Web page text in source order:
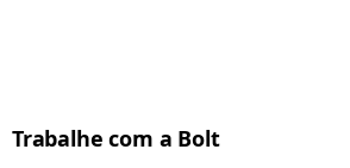
Trabalhe com a Bolt